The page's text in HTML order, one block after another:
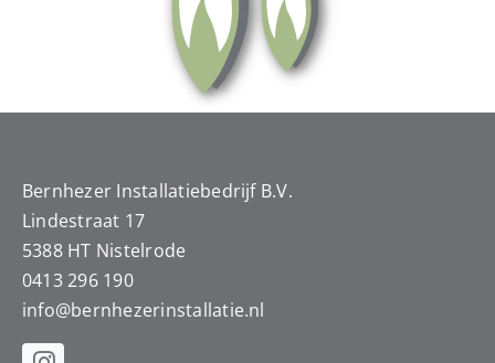
Bernhezer Installatiebedrijf B.V.
Lindestraat 17
5388 HT Nistelrode
0413 296 190
info@bernhezerinstallatie.nl